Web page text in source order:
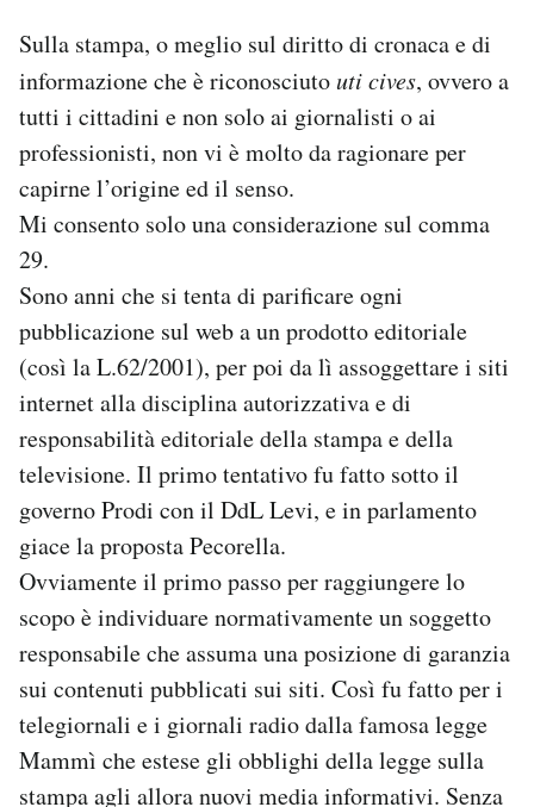
Sulla stampa, o meglio sul diritto di cronaca e di
informazione che è riconosciutouti cives, ovvero a
tutti i cittadini e non solo ai giornalisti o ai
professionisti, non vi è molto da ragionare per
capirne l’origine ed il senso.
Mi consento solo una considerazione sul comma
29.
Sono anni che si tenta di parificare ogni
pubblicazione sul web a un prodotto editoriale
(così la L.62/2001), per poi da lì assoggettare i siti
internet alla disciplina autorizzativa e di
responsabilità editoriale della stampa e della
televisione. Il primo tentativo fu fatto sotto il
governo Prodi con il DdL Levi, e in parlamento
giace la proposta Pecorella.
Ovviamente il primo passo per raggiungere lo
scopo è individuare normativamente un soggetto
responsabile che assuma una posizione di garanzia
sui contenuti pubblicati sui siti. Così fu fatto per i
telegiornali e i giornali radio dalla famosa legge
Mammì che estese gli obblighi della legge sulla
stampa agli allora nuovi media informativi. Senza